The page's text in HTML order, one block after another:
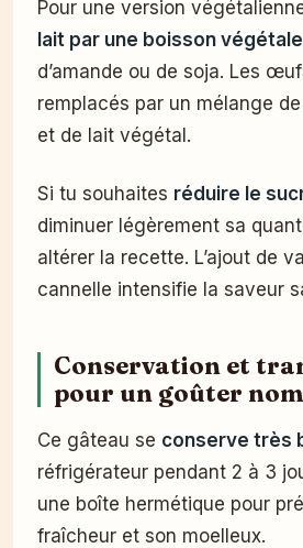
Pour une version
lait par une boisson végétale
d’amande ou de soja. Les
remplacés par un mélange
et de lait végétal.
Si tu souhaites réduire le
diminuer légèrement sa
altérer la recette. L’ajout de
cannelle intensifie la saveur
Conservation et
pour un goûter
Ce gâteau se conserve très
réfrigérateur pendant 2 à 3
une boîte hermétique pour
fraîcheur et son moelleux.